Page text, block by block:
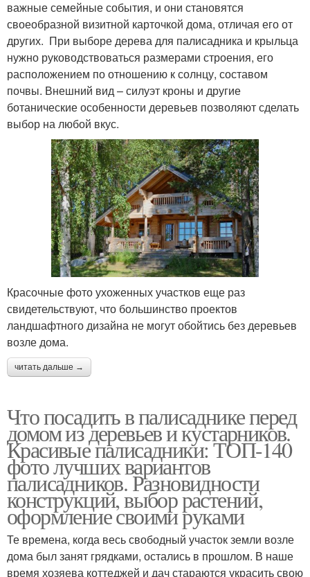
важные семейные события, и они становятся
своеобразной визитной карточкой дома, отличая его от
других. При выборе дерева для палисадника и крыльца
нужно руководствоваться размерами строения, его
расположением по отношению к солнцу, составом
почвы. Внешний вид – силуэт кроны и другие
ботанические особенности деревьев позволяют сделать
выбор на любой вкус.
Красочные фото ухоженных участков еще раз
свидетельствуют, что большинство проектов
ландшафтного дизайна не могут обойтись без деревьев
возле дома.
читать дальше →
Что посадить в палисаднике перед
домом из деревьев и кустарников.
Красивые палисадники: ТОП-140
фото лучших вариантов
палисадников. Разновидности
конструкций, выбор растений,
оформление своими руками
Те времена, когда весь свободный участок земли возле
дома был занят грядками, остались в прошлом. В наше
время хозяева коттеджей и дач стараются украсить свою